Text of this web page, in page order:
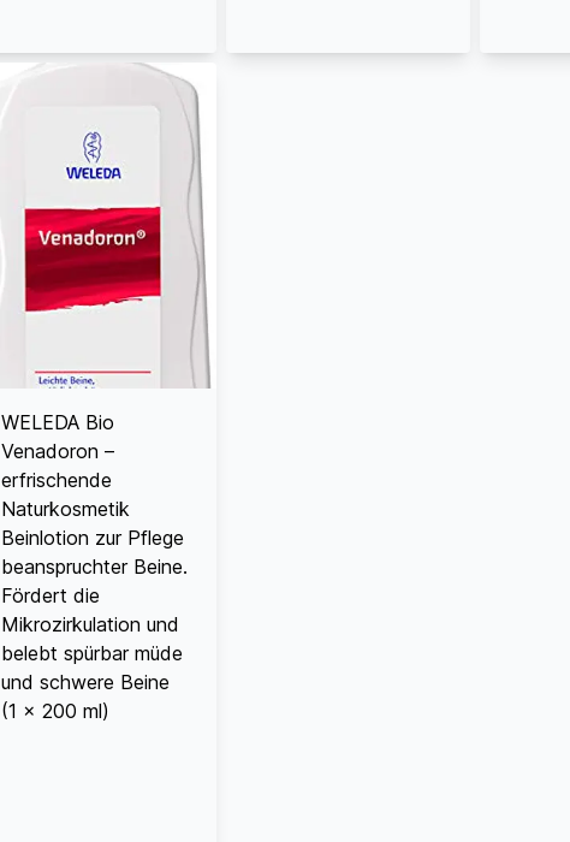
WELEDA Bio
Venadoron –
erfrischende
Naturkosmetik
Beinlotion zur Pflege
beanspruchter Beine.
Fördert die
Mikrozirkulation und
belebt spürbar müde
und schwere Beine
(1 x 200 ml)